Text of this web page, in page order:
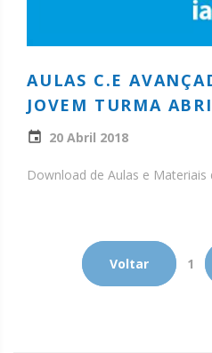
AULAS C.E
JOVEM TURMA
20 Abril 2018
Download de Aulas e Materiais
Voltar 1